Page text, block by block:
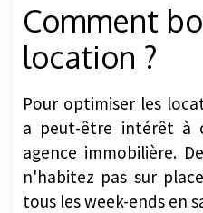
Comment
location ?
Pour optimiser les
a peut-être intérêt à
agence immobilière.
n'habitez pas sur
tous les week-ends en